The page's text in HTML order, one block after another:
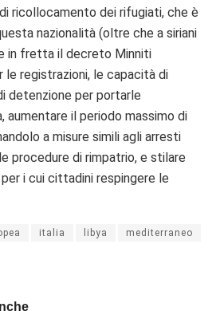
ricollocamento dei rifugiati, che è
nazionalità (oltre che a siriani
in fretta il decreto Minniti
le registrazioni, le capacità di
detenzione per portarle
aumentare il periodo massimo di
a misure simili agli arresti
procedure di rimpatrio, e stilare
i cui cittadini respingere le
italia libya mediterraneo